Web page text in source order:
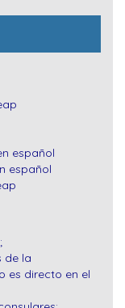
español
español
de la
es directo en el